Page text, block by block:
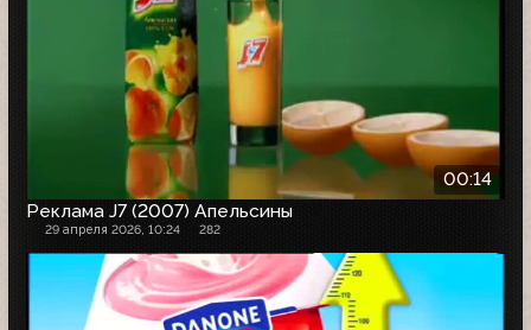
00:14
Реклама J7 (2007) Апельсины
29 апреля 2026, 10:24 282